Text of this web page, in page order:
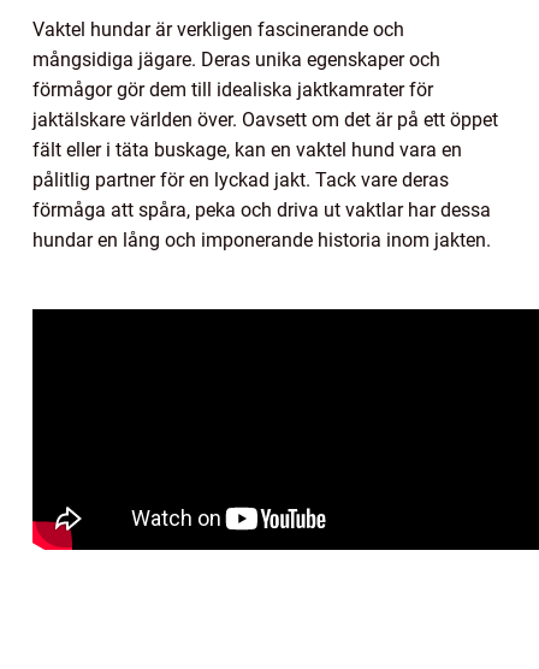
Vaktel hundar är verkligen fascinerande och
mångsidiga jägare. Deras unika egenskaper och
förmågor gör dem till idealiska jaktkamrater för
jaktälskare världen över. Oavsett om det är på ett öppet
fält eller i täta buskage, kan en vaktel hund vara en
pålitlig partner för en lyckad jakt. Tack vare deras
förmåga att spåra, peka och driva ut vaktlar har dessa
hundar en lång och imponerande historia inom jakten.